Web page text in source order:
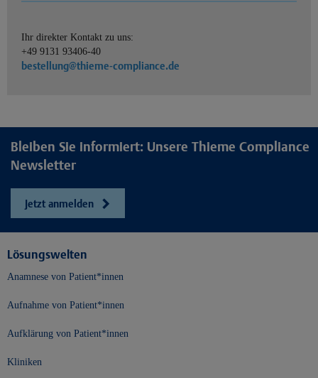
Ihr direkter Kontakt zu uns:
+49 9131 93406-40
bestellung@thieme-compliance.de
Bleiben Sie informiert: Unsere Thieme Compliance
Newsletter
Jetzt anmelden
Lösungswelten
Anamnese von Patient*innen
Aufnahme von Patient*innen
Aufklärung von Patient*innen
Kliniken